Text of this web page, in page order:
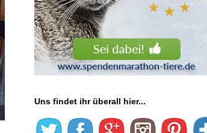
Uns findet ihr überall hier...